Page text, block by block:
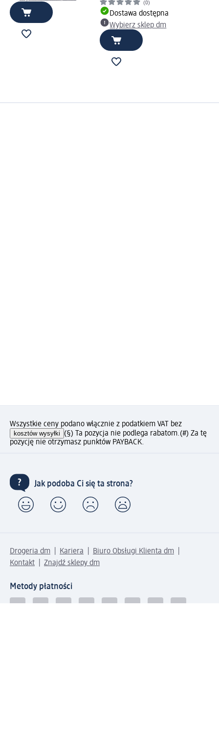
(0)
Dostawa dostępna
Wybierz sklep dm
Wszystkie ceny podano włącznie z podatkiem VAT bez
kosztów wysyłki (§) Ta pozycja nie podlega rabatom.(#) Za tę
pozycję nie otrzymasz punktów PAYBACK.
Jak podoba Ci się ta strona?
Drogeria dm Kariera
Biuro Obsługi Klienta dm
Kontakt
Znajdź sklepy dm
Metody płatności